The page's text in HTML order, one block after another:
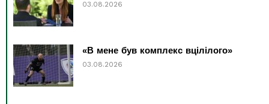
03.08.2026
«В мене був комплекс вцілілого»
03.08.2026